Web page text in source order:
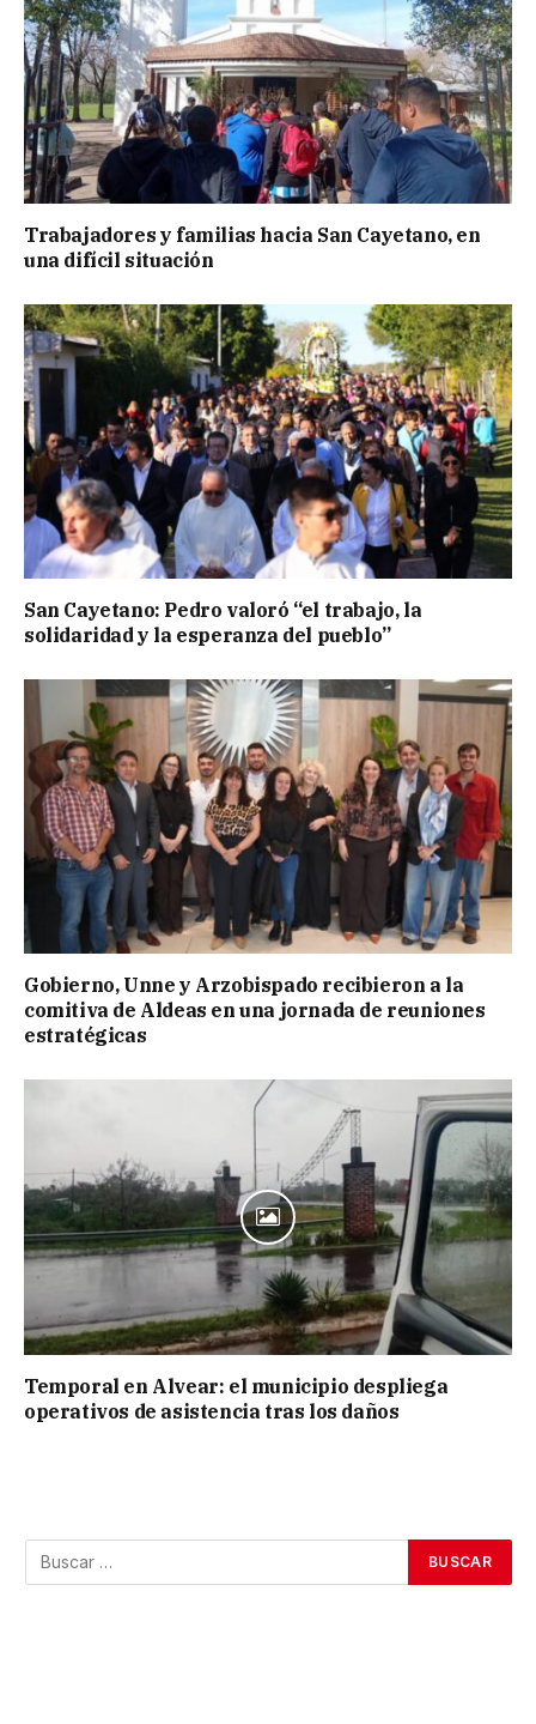
Trabajadores y familias hacia San Cayetano, en
una difícil situación
San Cayetano: Pedro valoró “el trabajo, la
solidaridad y la esperanza del pueblo”
Gobierno, Unne y Arzobispado recibieron a la
comitiva de Aldeas en una jornada de reuniones
estratégicas
Temporal en Alvear: el municipio despliega
operativos de asistencia tras los daños